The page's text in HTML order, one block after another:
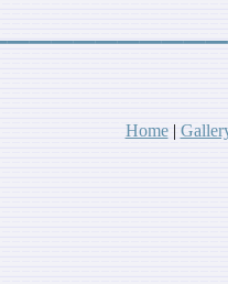
Home|